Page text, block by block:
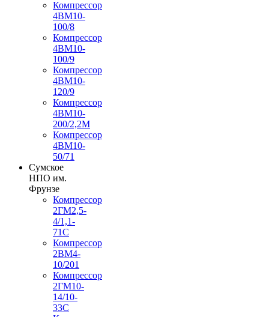
Компрессор
4ВМ10-
100/8
Компрессор
4ВМ10-
100/9
Компрессор
4ВМ10-
120/9
Компрессор
4ВМ10-
200/2,2М
Компрессор
4ВМ10-
50/71
Сумское
НПО им.
Фрунзе
Компрессор
2ГМ2,5-
4/1,1-
71С
Компрессор
2ВМ4-
10/201
Компрессор
2ГМ10-
14/10-
33С